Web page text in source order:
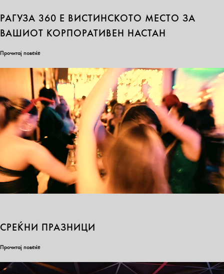
РАГУЗА 360 Е ВИСТИНСКОТО МЕСТО ЗА
ВАШИОТ КОРПОРАТИВЕН НАСТАН
Прочитај повеќе
СРЕЌНИ ПРАЗНИЦИ
Прочитај повеќе